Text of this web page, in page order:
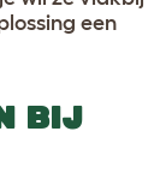
een
BIJ